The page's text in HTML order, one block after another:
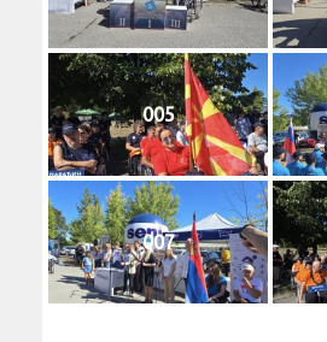
005
007